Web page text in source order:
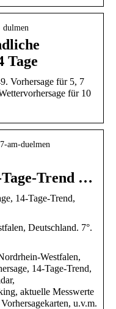
dulmen
Tage
Vorhersage für 5, 7
für 10
am-duelmen
Trend …
14-Tage-Trend,
Deutschland. 7°.
Westfalen,
14-Tage-Trend,
aktuelle Messwerte
u.v.m.